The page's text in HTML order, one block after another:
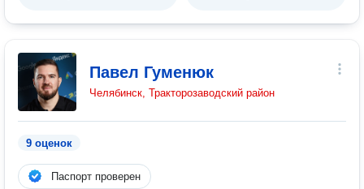
Павел Гуменюк
Челябинск, Тракторозаводский район
9 оценок
Паспорт проверен